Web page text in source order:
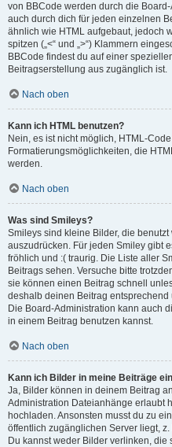
von BBCode werden durch die
auch durch dich für jeden einzelnen
ähnlich wie HTML aufgebaut, jedoch
spitzen („<“ und „>“) Klammern
BBCode findest du auf einer
Beitragserstellung aus zugänglich ist.
Nach oben
Kann ich HTML benutzen?
Nein, es ist nicht möglich, HTML-
Formatierungsmöglichkeiten, die
werden.
Nach oben
Was sind Smileys?
Smileys sind kleine Bilder, die benutzt
auszudrücken. Für jeden Smiley gibt
fröhlich und :( traurig. Die Liste aller
Beitrags sehen. Versuche bitte
sie können einen Beitrag schnell
deshalb deinen Beitrag
Die Board-Administration kann auch
in einem Beitrag benutzen kannst.
Nach oben
Kann ich Bilder in meine Beiträge
Ja, Bilder können in deinem Beitrag
Administration Dateianhänge erlaubt
hochladen. Ansonsten musst du zu
öffentlich zugänglichen Server liegt,
Du kannst weder Bilder verlinken,